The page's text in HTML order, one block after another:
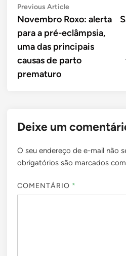
Navegação
de
Post
Previous ArticlePrevious
article:
Novembro Roxo: alerta
para a pré-eclâmpsia,
uma das principais
causas de parto
prematuro
Deixe um
O seu endereço de e-mail não
obrigatórios são marcados com
COMENTÁRIO *